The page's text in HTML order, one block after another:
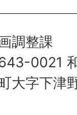
調整課
0021
大字下津